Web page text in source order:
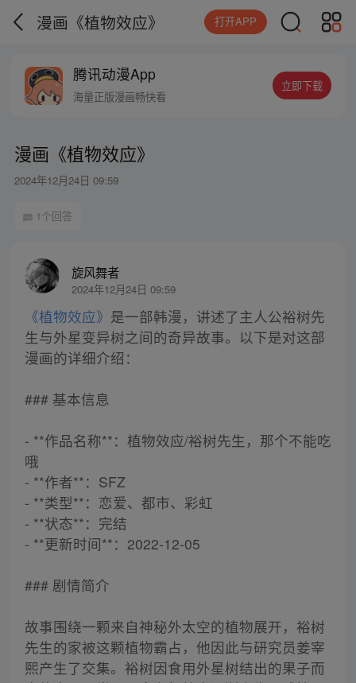
漫画《植物效应》 打开APP
腾讯动漫App
海量正版漫画畅快看
立即下载
漫画《植物效应》
2024年12月24日 09:59
1个回答
旋风舞者
2024年12月24日 09:59
《植物效应》 是一部韩漫，讲述了主人公裕树先
生与外星变异树之间的奇异故事。以下是对这部
漫画的详细介绍：
### 基本信息
- **作品名称**：植物效应/裕树先生，那个不能吃
哦
- **作者**：SFZ
- **类型**：恋爱、都市、彩虹
- **状态**：完结
- **更新时间**：2022-12-05
### 剧情简介
故事围绕一颗来自神秘外太空的植物展开，裕树
先生的家被这颗植物霸占，他因此与研究员姜宰
熙产生了交集。裕树因食用外星树结出的果子而